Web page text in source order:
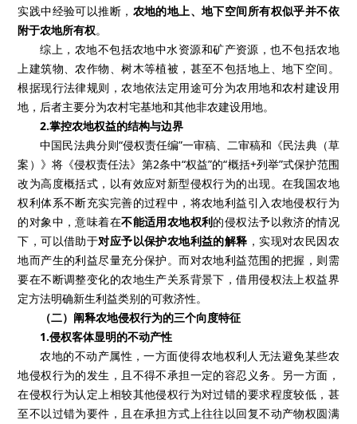
实践中经验可以推断， 农地的地上、地下空间所有权似乎并不依
附于农地所有权。
综上，农地不包括农地中水资源和矿产资源，也不包括农地
上建筑物、农作物、树木等植被，甚至不包括地上、地下空间。
根据现行法律规则，农地依法定用途可分为农用地和农村建设用
地，后者主要分为农村宅基地和其他非农建设用地。
2.掌控农地权益的结构与边界
中国民法典分则“侵权责任编”一审稿、二审稿和《民法典（草
案）》将《侵权责任法》第2条中“权益”的“概括+列举”式保护范围
改为高度概括式，以有效应对新型侵权行为的出现。在我国农地
权利体系不断充实完善的过程中，将农地利益引入农地侵权行为
的对象中，意味着在不能适用农地权利的侵权法予以救济的情况
下，可以借助于对应予以保护农地利益的解释 ，实现对农民因农
地而产生的利益尽量充分保护。而对农地利益范围的把握，则需
要在不断调整变化的农地生产关系背景下，借用侵权法上权益界
定方法明确新生利益类别的可救济性。
（二）阐释农地侵权行为的三个向度特征
1.侵权客体显明的不动产性
农地的不动产属性，一方面使得农地权利人无法避免某些农
地侵权行为的发生，且不得不承担一定的容忍义务。另一方面，
在侵权行为认定上相较其他侵权行为对过错的要求程度较低，甚
至不以过错为要件，且在承担方式上往往以回复不动产物权圆满